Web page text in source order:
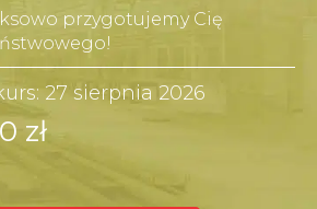
przygotujemy Cię
27 sierpnia 2026
zł